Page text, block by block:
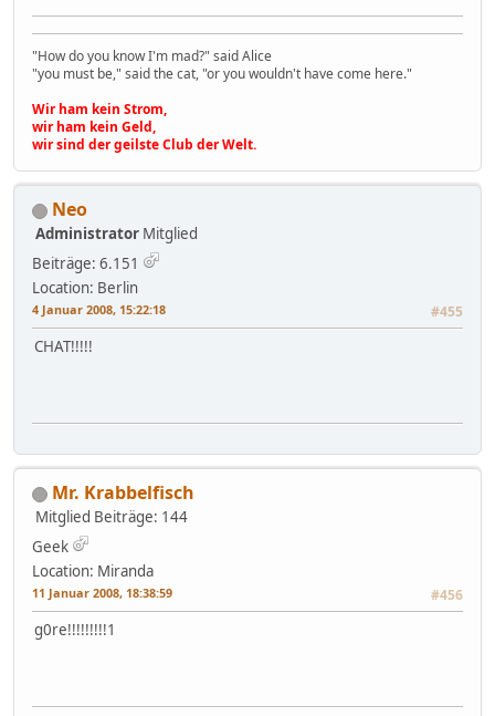
"How do you know I'm mad?" said Alice
"you must be," said the cat, "or you wouldn't have come here."
Wir ham kein Strom,
wir ham kein Geld,
wir sind der geilste Club der Welt.
Neo
Administrator Mitglied
Beiträge: 6.151
Location: Berlin
4 Januar 2008, 15:22:18 #455
CHAT!!!!!
Mr. Krabbelfisch
Mitglied Beiträge: 144
Geek
Location: Miranda
11 Januar 2008, 18:38:59 #456
g0re!!!!!!!!!1